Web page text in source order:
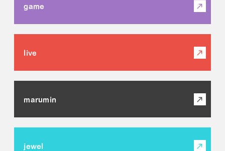
game
live
marumin
jewel